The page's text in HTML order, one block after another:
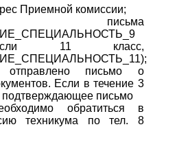
Приемной комиссии;
письма
11 класс,
письмо о
Если в течение 3
подтверждающее письмо
обратиться в
техникума по тел. 8